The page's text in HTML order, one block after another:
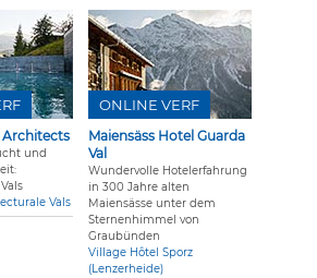
Architects
und
Vals
Maiensäss Hotel Guarda
Val
Wundervolle Hotelerfahrung
in 300 Jahre alten
Maiensässe unter dem
Sternenhimmel von
Graubünden
Village Hôtel Sporz
(Lenzerheide)
ONLINE VERF